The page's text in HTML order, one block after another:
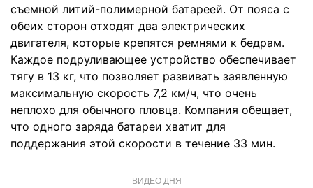
съемной литий-полимерной батареей. От пояса с
обеих сторон отходят два электрических
двигателя, которые крепятся ремнями к бедрам.
Каждое подруливающее устройство обеспечивает
тягу в 13 кг, что позволяет развивать заявленную
максимальную скорость 7,2 км/ч, что очень
неплохо для обычного пловца. Компания обещает,
что одного заряда батареи хватит для
поддержания этой скорости в течение 33 мин.
ВИДЕО ДНЯ